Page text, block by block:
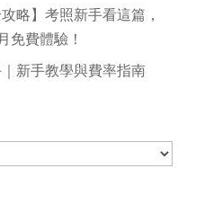
略】考照新手看這篇，
免費體驗！
新手教學與費率指南